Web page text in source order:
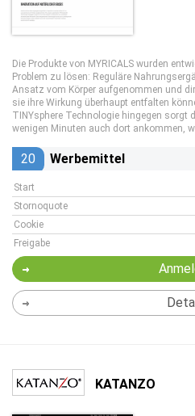
Die Produkte von MYRICALS wurden
Problem zu lösen: Reguläre
Ansatz vom Körper aufgenommen und
sie ihre Wirkung überhaupt entfalten
TINYsphere Technologie hingegen sorgt
wenigen Minuten auch dort ankommen,
20 Werbemittel
Start
Stornoquote
Cookie
Freigabe
KATANZO